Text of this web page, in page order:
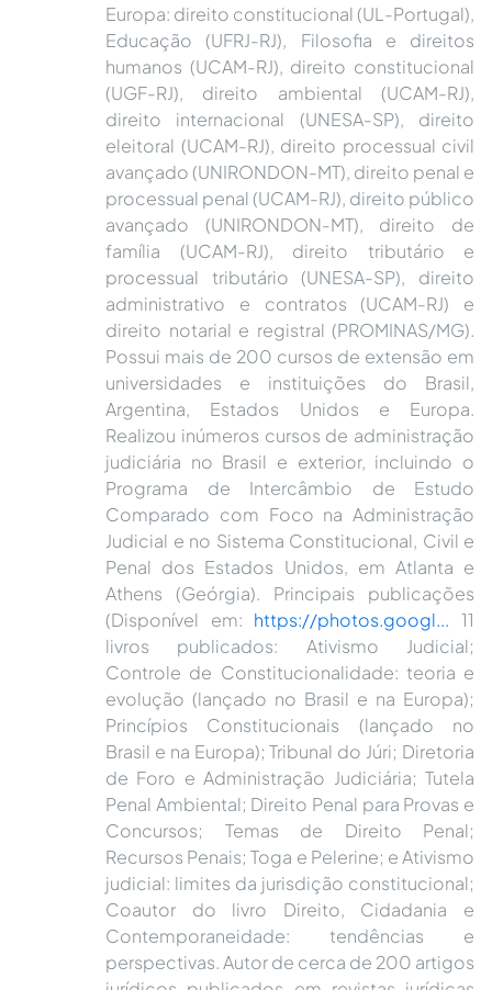
Europa: direito constitucional (UL-Portugal),
Educação (UFRJ-RJ), Filosofia e direitos
humanos (UCAM-RJ), direito constitucional
(UGF-RJ), direito ambiental (UCAM-RJ),
direito internacional (UNESA-SP), direito
eleitoral (UCAM-RJ), direito processual civil
avançado (UNIRONDON-MT), direito penal e
processual penal (UCAM-RJ), direito público
avançado (UNIRONDON-MT), direito de
família (UCAM-RJ), direito tributário e
processual tributário (UNESA-SP), direito
administrativo e contratos (UCAM-RJ) e
direito notarial e registral (PROMINAS/MG).
Possui mais de 200 cursos de extensão em
universidades e instituições do Brasil,
Argentina, Estados Unidos e Europa.
Realizou inúmeros cursos de administração
judiciária no Brasil e exterior, incluindo o
Programa de Intercâmbio de Estudo
Comparado com Foco na Administração
Judicial e no Sistema Constitucional, Civil e
Penal dos Estados Unidos, em Atlanta e
Athens (Geórgia). Principais publicações
(Disponível em: https://photos.googl... 11
livros publicados: Ativismo Judicial;
Controle de Constitucionalidade: teoria e
evolução (lançado no Brasil e na Europa);
Princípios Constitucionais (lançado no
Brasil e na Europa); Tribunal do Júri; Diretoria
de Foro e Administração Judiciária; Tutela
Penal Ambiental; Direito Penal para Provas e
Concursos; Temas de Direito Penal;
Recursos Penais; Toga e Pelerine; e Ativismo
judicial: limites da jurisdição constitucional;
Coautor do livro Direito, Cidadania e
Contemporaneidade: tendências e
perspectivas. Autor de cerca de 200 artigos